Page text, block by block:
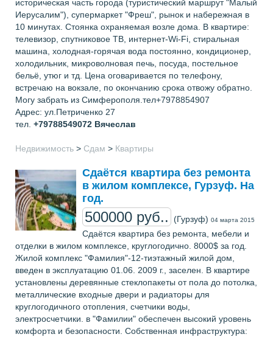
историческая часть города (туристический маршрут "Малый
Иерусалим"), супермаркет "Фреш", рынок и набережная в
10 минутах. Стоянка охраняемая возле дома. В квартире:
телевизор, спутниковое ТВ, интернет-Wi-Fi, стиральная
машина, холодная-горячая вода постоянно, кондиционер,
холодильник, микроволновая печь, посуда, постельное
бельё, утюг и тд. Цена оговаривается по телефону,
встречаю на вокзале, по окончанию срока отвожу обратно.
Могу забрать из Симферополя.тел+7978854907
Адрес: ул.Петриченко 27
тел. +79788549072 Вячеслав
Недвижимость > Сдам > Квартиры
Сдаётся квартира без ремонта
в жилом комплексе, Гурзуф. На
год.
500000 руб.. (Гурзуф) 04 марта 2015
Сдаётся квартира без ремонта, мебели и
отделки в жилом комплексе, круглогодично. 8000$ за год.
Жилой комплекс "Фамилия"-12-тиэтажный жилой дом,
введен в эксплуатацию 01.06. 2009 г., заселен. В квартире
установлены деревянные стеклопакеты от пола до потолка,
металлические входные двери и радиаторы для
круглогодичного отопления, счетчики воды,
электросчетчики. в "Фамилии" обеспечен высокий уровень
комфорта и безопасности. Собственная инфраструктура: